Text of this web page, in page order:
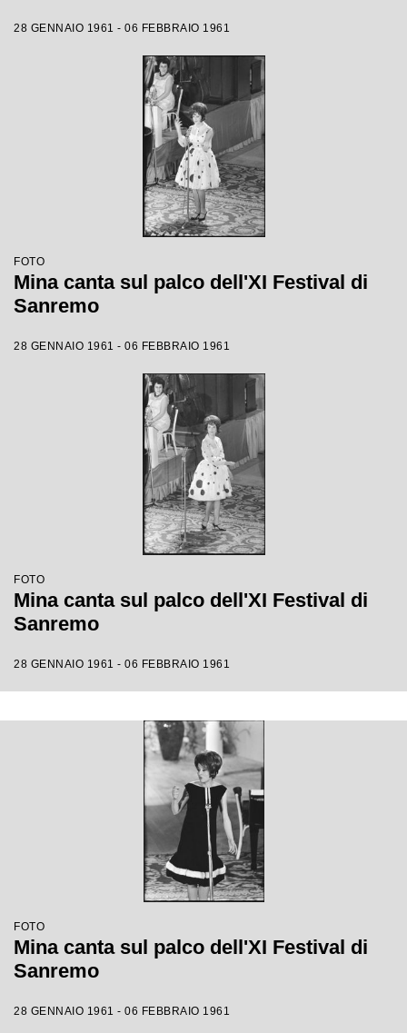
28 GENNAIO 1961 - 06 FEBBRAIO 1961
FOTO
Mina canta sul palco dell'XI Festival di
Sanremo
28 GENNAIO 1961 - 06 FEBBRAIO 1961
FOTO
Mina canta sul palco dell'XI Festival di
Sanremo
28 GENNAIO 1961 - 06 FEBBRAIO 1961
FOTO
Mina canta sul palco dell'XI Festival di
Sanremo
28 GENNAIO 1961 - 06 FEBBRAIO 1961